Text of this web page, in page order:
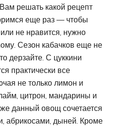
решать какой рецепт
еще раз — чтобы
не нравится, нужно
Сезон кабачков еще не
дерзайте. С цуккини
практически все
не только лимон и
цитрон, мандарины и
данный овощ сочетается
абрикосами, дыней. Кроме